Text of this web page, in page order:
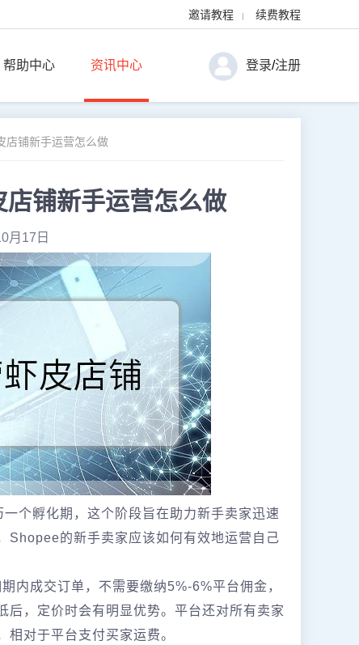
邀请教程 | 续费教程
帮助中心 资讯中心 登录/注册
店铺新手运营怎么做
铺新手运营怎么做
月17日
个孵化期，这个阶段旨在助力新手卖家迅速
Shopee的新手卖家应该如何有效地运营自己
内成交订单，不需要缴纳5%-6%平台佣金，
后，定价时会有明显优势。平台还对所有卖家
对于平台支付买家运费。